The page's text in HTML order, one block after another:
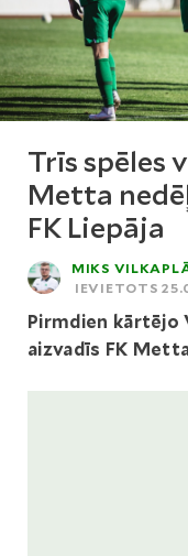
Trīs spēles
Metta
FK Liepāja
MIKS
IEVIETOTS
Pirmdien kārtējo
aizvadīs FK